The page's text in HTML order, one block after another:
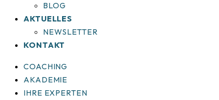
BLOG
AKTUELLES
NEWSLETTER
KONTAKT
COACHING
AKADEMIE
IHRE EXPERTEN